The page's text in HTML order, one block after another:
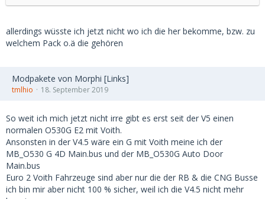
allerdings wüsste ich jetzt nicht wo ich die her bekomme, bzw. zu
welchem Pack o.ä die gehören
Modpakete von Morphi [Links]
tmlhio 18. September 2019
So weit ich mich jetzt nicht irre gibt es erst seit der V5 einen
normalen O530G E2 mit Voith.
Ansonsten in der V4.5 wäre ein G mit Voith meine ich der
MB_O530 G 4D Main.bus und der MB_O530G Auto Door
Main.bus
Euro 2 Voith Fahrzeuge sind aber nur die der RB & die CNG Busse
ich bin mir aber nicht 100 % sicher, weil ich die V4.5 nicht mehr